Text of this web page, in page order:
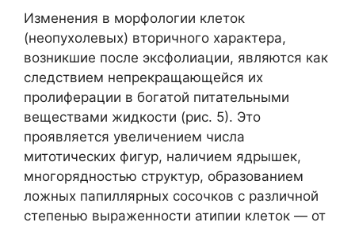
Изменения в морфологии клеток
(неопухолевых) вторичного характера,
возникшие после эксфолиации, являются как
следствием непрекращающейся их
пролиферации в богатой питательными
веществами жидкости (рис. 5). Это
проявляется увеличением числа
митотических фигур, наличием ядрышек,
многорядностью структур, образованием
ложных папиллярных сосочков с различной
степенью выраженности атипии клеток — от